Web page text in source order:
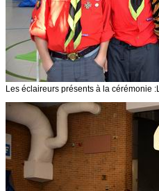
Les éclaireurs présents à la cérémonie